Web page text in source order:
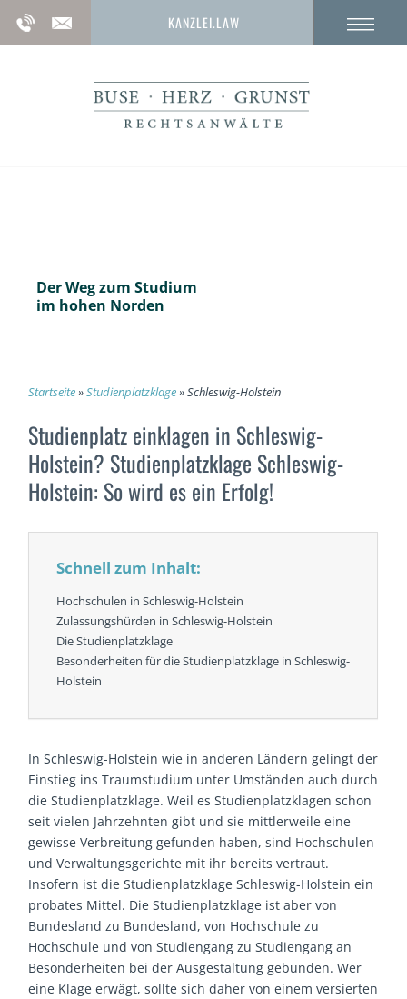
KANZLEI.LAW
Der Weg zum Studium
im hohen Norden
Startseite»Studienplatzklage»Schleswig-Holstein
Studienplatz einklagen in Schleswig-
Holstein? Studienplatzklage Schleswig-
Holstein: So wird es ein Erfolg!
Schnell zum Inhalt:
Hochschulen in Schleswig-Holstein
Zulassungshürden in Schleswig-Holstein
Die Studienplatzklage
Besonderheiten für die Studienplatzklage in Schleswig-
Holstein
In Schleswig-Holstein wie in anderen Ländern gelingt der
Einstieg ins Traumstudium unter Umständen auch durch
die Studienplatzklage. Weil es Studienplatzklagen schon
seit vielen Jahrzehnten gibt und sie mittlerweile eine
gewisse Verbreitung gefunden haben, sind Hochschulen
und Verwaltungsgerichte mit ihr bereits vertraut.
Insofern ist die Studienplatzklage Schleswig-Holstein ein
probates Mittel. Die Studienplatzklage ist aber von
Bundesland zu Bundesland, von Hochschule zu
Hochschule und von Studiengang zu Studiengang an
Besonderheiten bei der Ausgestaltung gebunden. Wer
eine Klage erwägt, sollte sich daher von einem versierten